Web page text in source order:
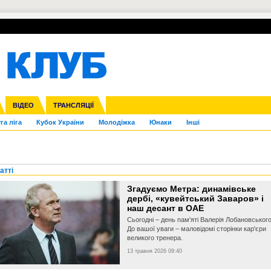
ВІДЕО ТРАНСЛЯЦІЇ
ліга Кубок України Молодіжка Юнаки Інші
Ліга націй Ліга конференцій
Франція ІншіЧЄ-2015 (U-21)
УПЛ-ПЕРЕХОДИ
Згадуємо Метра: динамівське
дербі, «кувейтський Заваров» і
наш десант в ОАЕ
Сьогодні – день пам'яті Валерія Лобановського.
До вашої уваги – маловідомі сторінки кар'єри
великого тренера.
13 травня 2026 09:40